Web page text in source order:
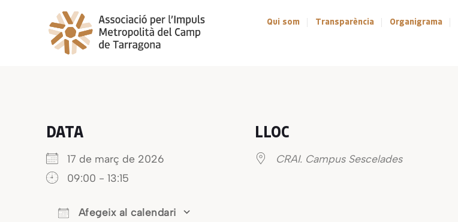
Qui som Transparència Organigrama
DATA
17 de març de 2026
09:00 - 13:15
Afegeix al calendari
LLOC
CRAI. Campus Sescelades